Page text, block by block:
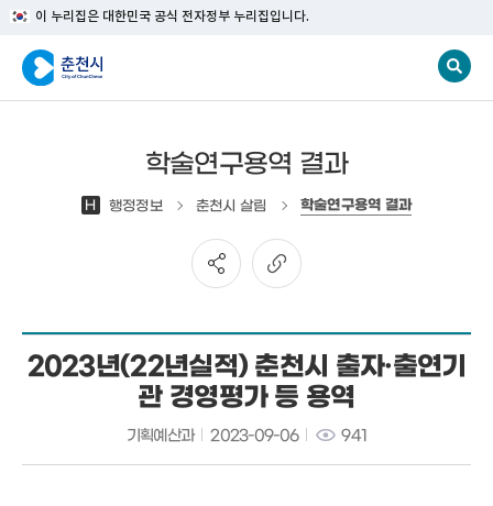
이 누리집은 대한민국 공식 전자정부 누리집입니다.
학술연구용역 결과
H 행정정보 춘천시 살림 학술연구용역 결과
2023년(22년실적) 춘천시 출자·출연기
관 경영평가 등 용역
기획예산과 2023-09-06 941